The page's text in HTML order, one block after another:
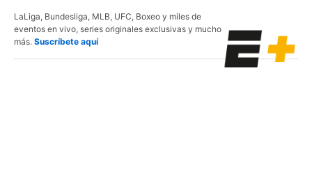
LaLiga, Bundesliga, MLB, UFC, Boxeo y miles de
eventos en vivo, series originales exclusivas y mucho
más. Suscríbete aquí